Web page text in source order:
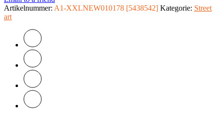
Artikelnummer: A1-XXLNEW010178 [5438542] Kategorie: Street
art